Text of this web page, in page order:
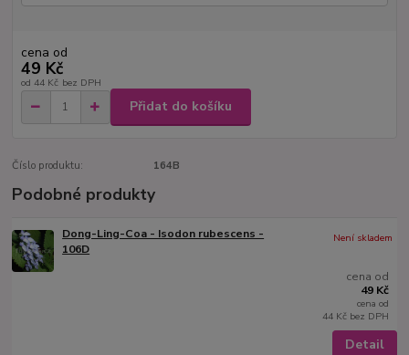
cena od
49 Kč
od 44 Kč bez DPH
Přidat do košíku
Číslo produktu: 164B
Podobné produkty
Dong-Ling-Coa - Isodon rubescens -
106D
cena od
49 Kč
cena od
44 Kč bez DPH
Není skladem
Detail